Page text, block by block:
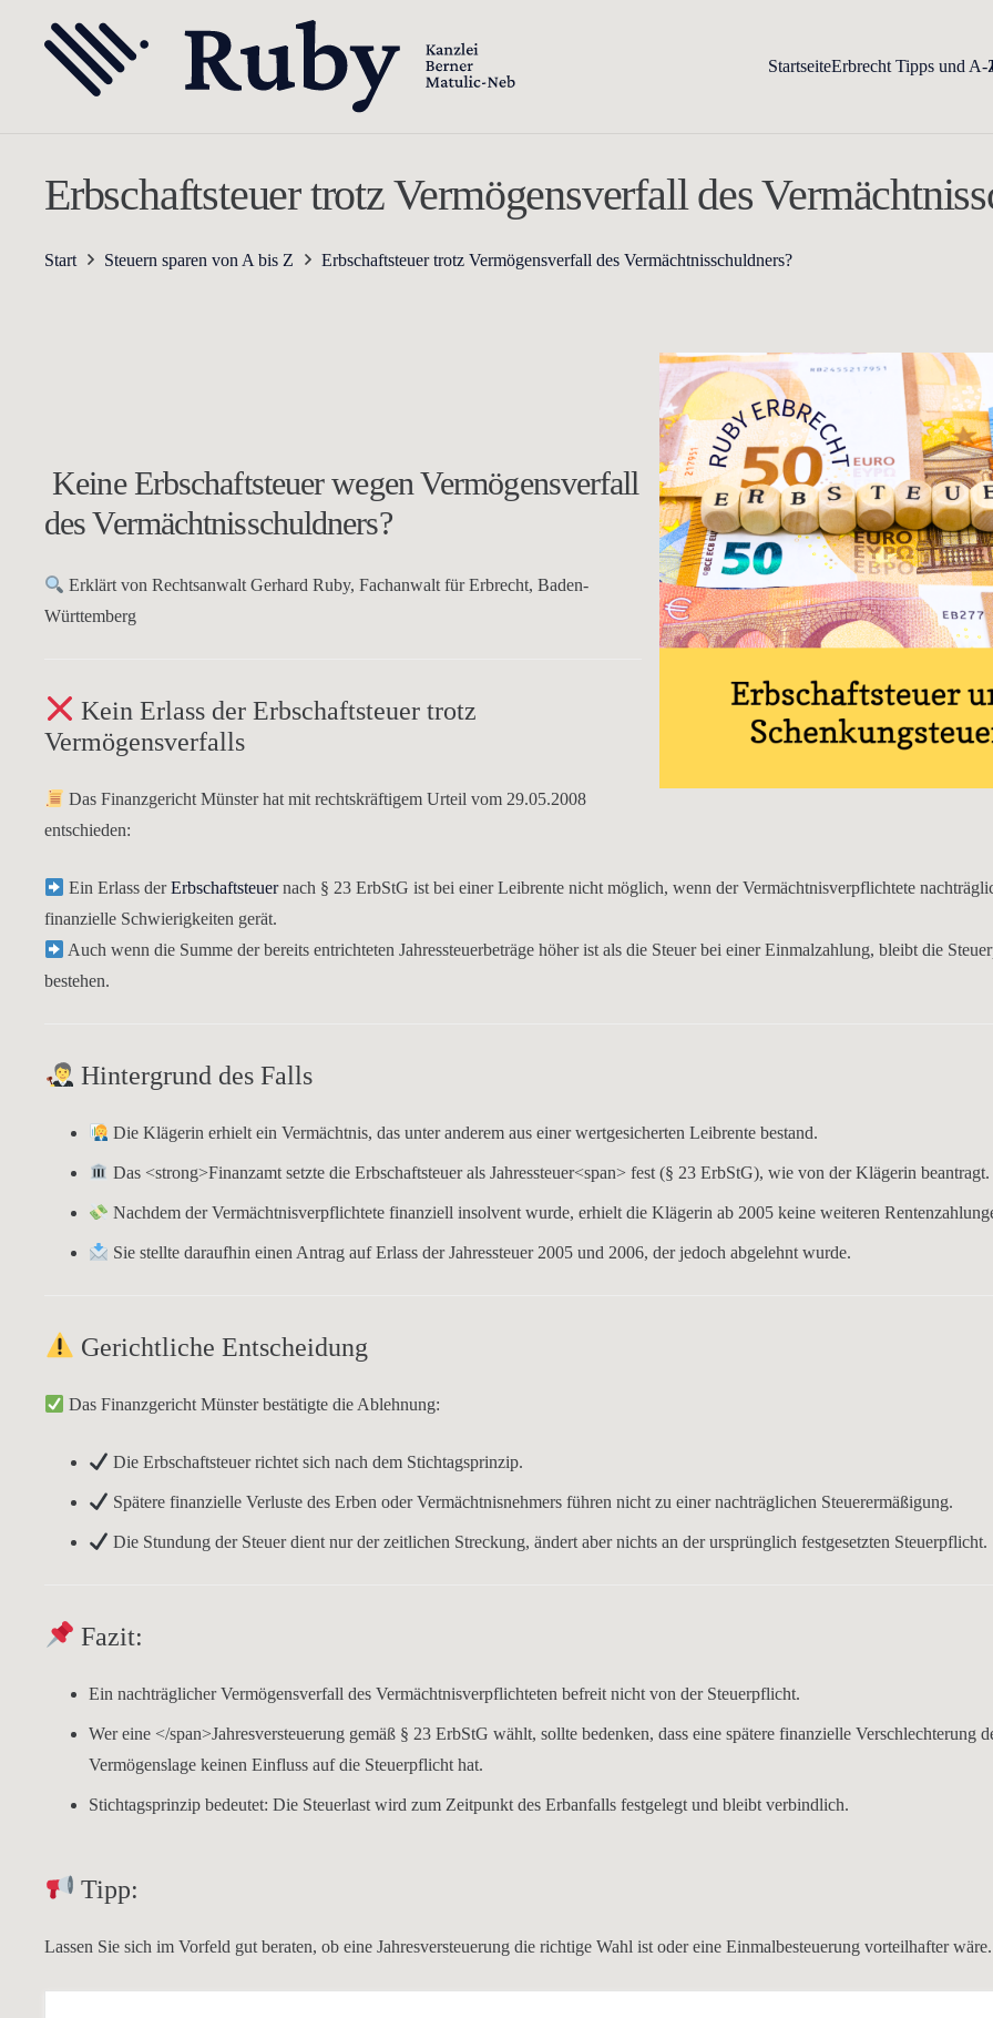
StartseiteErbrecht Tipps und A-
Erbschaftsteuer trotz Vermögensverfall des
Start Steuern sparen von A bis Z Erbschaftsteuer trotz Vermögensverfall des Vermächtnisschuldners?
Keine Erbschaftsteuer wegen Vermögensverfall
des Vermächtnisschuldners?
Erklärt von Rechtsanwalt Gerhard Ruby, Fachanwalt für Erbrecht, Baden-
Württemberg
Kein Erlass der Erbschaftsteuer trotz
Vermögensverfalls
DasFinanzgericht Münsterhat mit rechtskräftigem Urteil vom 29.05.2008
entschieden:
EinErlass derErbschaftsteuernach § 23 ErbStG ist bei einer Leibrente nicht möglich, wenn der Vermächtnisverpflichtete
finanzielle Schwierigkeiten gerät.
Auch wenn die Summe der bereits entrichtetenJahressteuerbeträge höher ist als die Steuer bei einer Einmalzahlung, bleibt die
bestehen.
Hintergrund des Falls
Die Klägerin erhielt einVermächtnis, das unter anderem aus einerwertgesicherten Leibrente bestand.
Das <strong>Finanzamt setzte dieErbschaftsteuer als Jahressteuer<span> fest (§ 23 ErbStG), wie von der Klägerin beantragt.
Nachdem derVermächtnisverpflichtete finanziell insolvent wurde, erhielt die Klägerin ab 2005 keine weiteren
Sie stellte daraufhin einen Antrag aufErlass der Jahressteuer 2005 und 2006, der jedochabgelehnt wurde.
Gerichtliche Entscheidung
DasFinanzgericht Münsterbestätigte die Ablehnung:
DieErbschaftsteuerrichtet sich nach dem Stichtagsprinzip.
Spätere finanzielle Verluste des Erben oder Vermächtnisnehmers führennicht zu einer nachträglichen Steuerermäßigung.
Die Stundung der Steuerdient nur derzeitlichen Streckung, ändert aber nichts an der ursprünglich festgesetzten Steuerpflicht.
Fazit:
Ein nachträglicher Vermögensverfall des Vermächtnisverpflichteten befreit nicht von der Steuerpflicht.
Wer eine </span>Jahresversteuerung gemäß § 23 ErbStG wählt, sollte bedenken, dass eine spätere finanzielle Verschlechterung
Vermögenslage keinen Einfluss auf die Steuerpflicht hat.
Stichtagsprinzip bedeutet: Die Steuerlast wird zum Zeitpunkt des Erbanfalls festgelegt und bleibt verbindlich.
Tipp:
Lassen Sie sich im Vorfeld gut beraten, ob eine Jahresversteuerung die richtige Wahl ist oder eine Einmalbesteuerung vorteilhafter wäre.